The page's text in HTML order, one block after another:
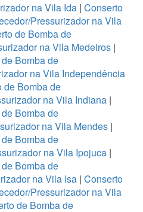
na Vila Ida | Conserto
Pressurizador na Vila
de Bomba de
na Vila Medeiros|
Bomba de
na Vila Independência
de Bomba de
na Vila Indiana |
Bomba de
na Vila Mendes |
Bomba de
na Vila Ipojuca|
Bomba de
na Vila Isa| Conserto
Pressurizador na Vila
de Bomba de